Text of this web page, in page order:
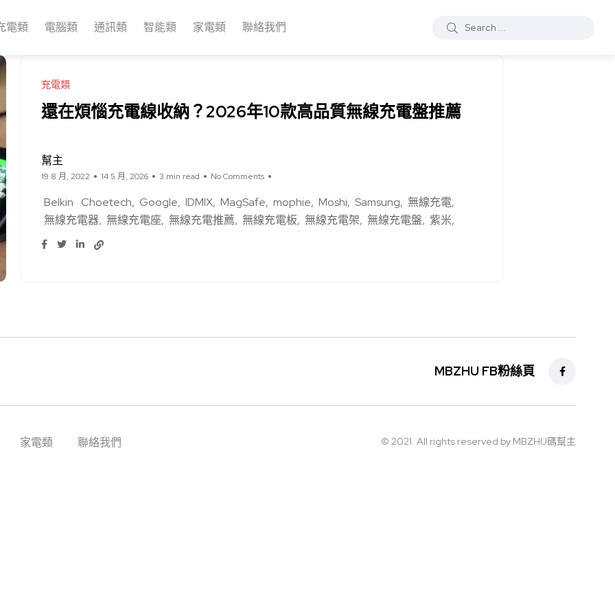
電類 電腦類 通訊類 智能類 家電類 聯絡我們
充電類
還在煩惱充電線收納？2026年10款高品質無線充電盤推薦
幫主
19 8 月, 2022 14 5 月, 2026 3 min read No Comments
Belkin Choetech Google IDMIX MagSafe mophie Moshi Samsung
無線充電
無線充電器 無線充電座 無線充電推薦 無線充電板 無線充電架 無線充電盤 紫米
MBZHU FB粉絲頁
家電類 聯絡我們 © 2021. All rights reserved by MBZHU碼幫主